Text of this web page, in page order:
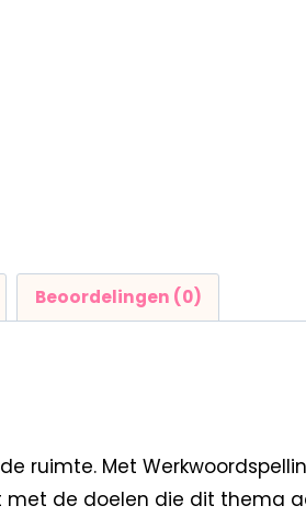
Beoordelingen (0)
ruimte. Met
de doelen die dit thema